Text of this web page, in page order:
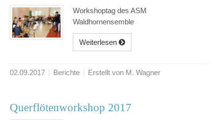
Workshoptag des ASM
Waldhornensemble
Weiterlesen
02.09.2017 Berichte Erstellt von M. Wagner
Querflötenworkshop 2017